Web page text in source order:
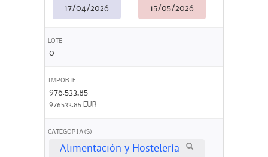
17/04/2026 15/05/2026
LOTE
0
IMPORTE
976.533,85
976533,85 EUR
CATEGORIA(S)
Alimentación y Hostelería